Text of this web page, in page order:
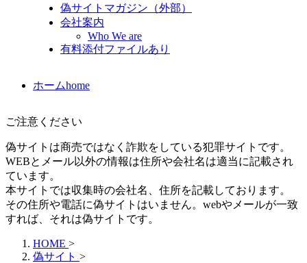
偽サイトマガジン（外部）
会社案内
Who We are
有料添付ファイルあり
ホームhome
ご注意ください
偽サイトは商売ではなく詐欺をしている犯罪サイトです。
WEBとメール以外の情報は住所や会社名は適当に記載され
ています。
本サイトでは収集時の会社名、住所を記載しております。
その住所や電話に偽サイトはいません。webやメールが一致
すれば、それは偽サイトです。
HOME >
偽サイト >